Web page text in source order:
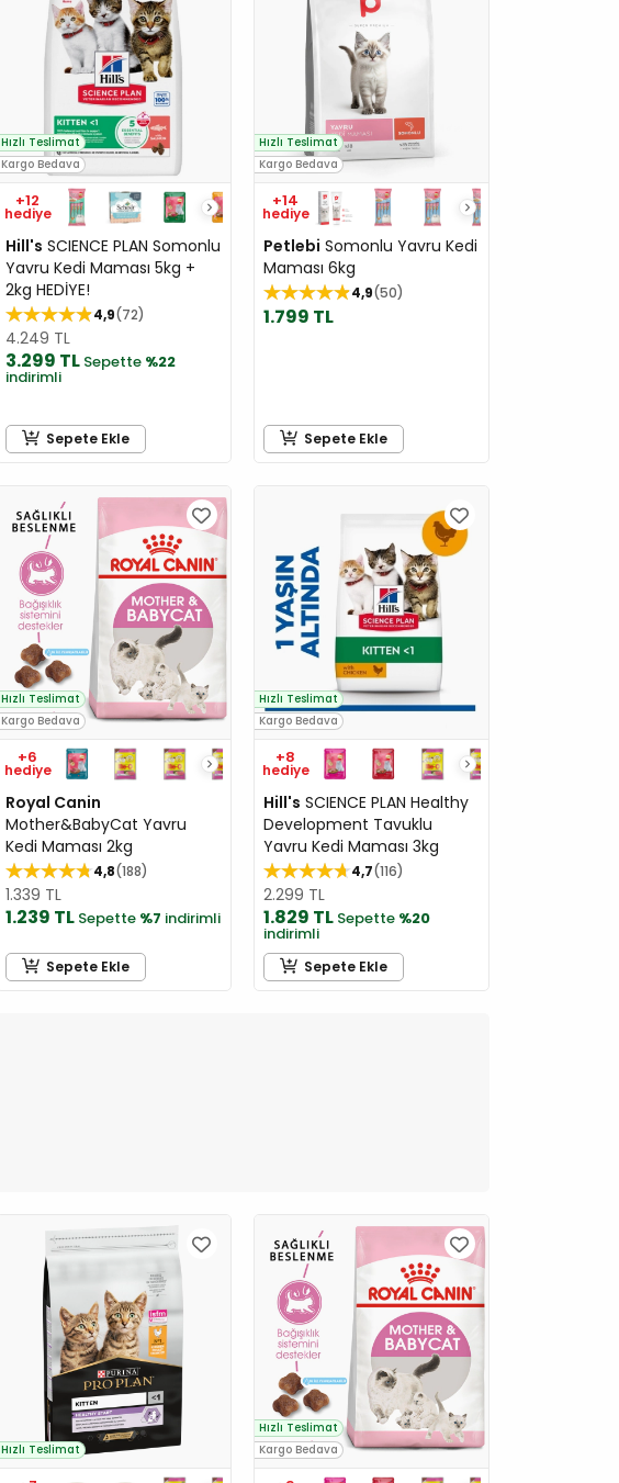
Kargo Bedava
Hızlı Teslimat
+12
hediye
Hill's SCIENCE PLAN Somonlu
Yavru Kedi Maması 5kg +
2kg HEDİYE!
4,9 72
4.249 TL
3.299 TLSepette %22
indirimli
Sepete Ekle
Kargo Bedava
Hızlı Teslimat
+14
hediye
Petlebi Somonlu Yavru Kedi
Maması 6kg
4,9 50
1.799 TL
Sepete Ekle
Kargo Bedava
Hızlı Teslimat
+6
hediye
Royal Canin
Mother&BabyCat Yavru
Kedi Maması 2kg
4,8 188
1.339 TL
1.239 TLSepette %7 indirimli
Sepete Ekle
Kargo Bedava
Hızlı Teslimat
+8
hediye
Hill's SCIENCE PLAN Healthy
Development Tavuklu
Yavru Kedi Maması 3kg
4,7 116
2.299 TL
1.829 TLSepette %20
indirimli
Sepete Ekle
Hızlı Teslimat Kargo Bedava
Hızlı Teslimat